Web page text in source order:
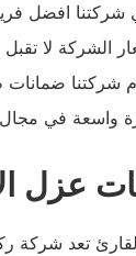
شركتنا افضل
الشركة لا تقبل
شركتنا ضمانات
واسعة في مجال العزل،
عزل
تعد شركة